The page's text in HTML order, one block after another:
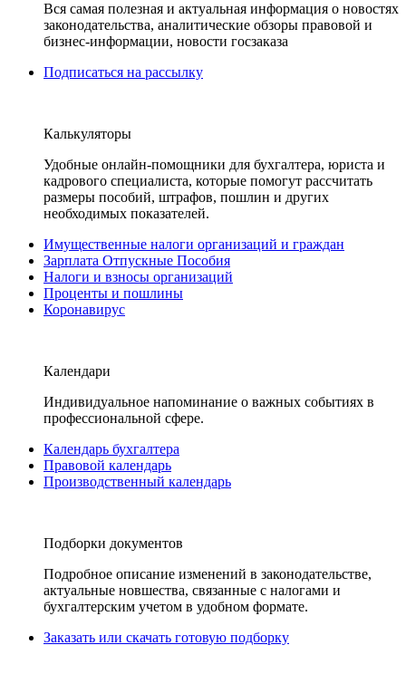
Вся самая полезная и актуальная информация о новостях
законодательства, аналитические обзоры правовой и
бизнес-информации, новости госзаказа
Подписаться на рассылку
Калькуляторы
Удобные онлайн-помощники для бухгалтера, юриста и
кадрового специалиста, которые помогут рассчитать
размеры пособий, штрафов, пошлин и других
необходимых показателей.
Имущественные налоги организаций и граждан
Зарплата Отпускные Пособия
Налоги и взносы организаций
Проценты и пошлины
Коронавирус
Календари
Индивидуальное напоминание о важных событиях в
профессиональной сфере.
Календарь бухгалтера
Правовой календарь
Производственный календарь
Подборки документов
Подробное описание изменений в законодательстве,
актуальные новшества, связанные с налогами и
бухгалтерским учетом в удобном формате.
Заказать или скачать готовую подборку